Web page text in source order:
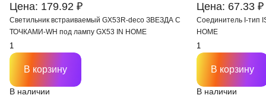
Цена: 179.92 ₽
Светильник встраиваемый GX53R-deco ЗВЕЗДА С
ТОЧКАМИ-WH под лампу GX53 IN HOME
В наличии
В корзину
Цена: 67.33 ₽
Соединитель I-тип
HOME
В наличии
В корзину